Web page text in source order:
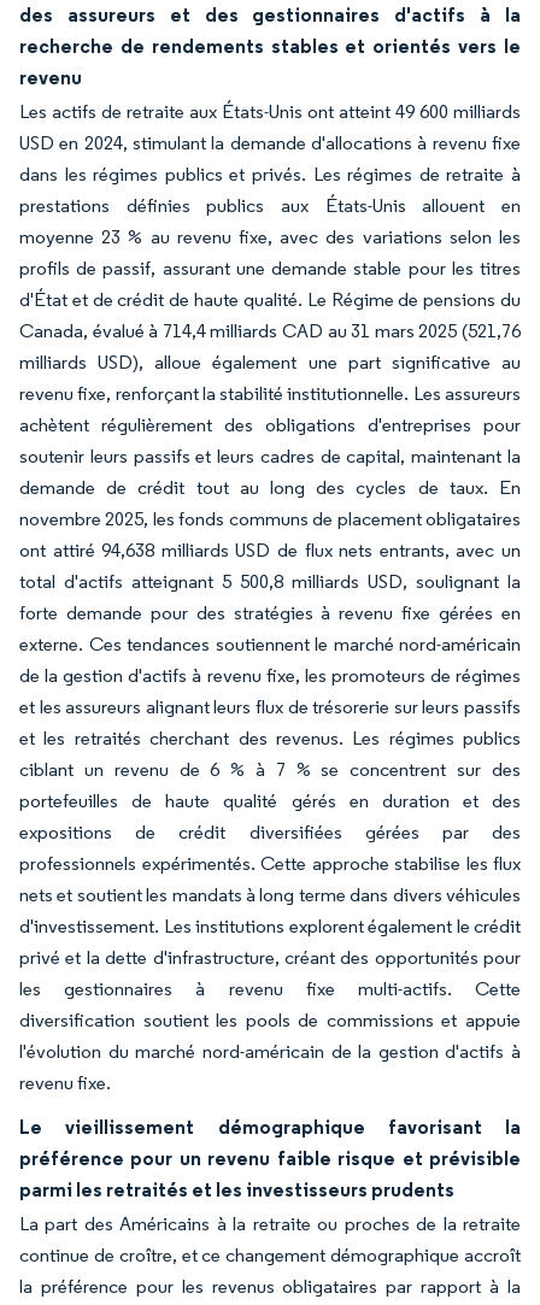
des assureurs et des gestionnaires d'actifs à la
recherche de rendements stables et orientés vers le
revenu
Les actifs de retraite aux États-Unis ont atteint 49 600 milliards
USD en 2024, stimulant la demande d'allocations à revenu fixe
dans les régimes publics et privés. Les régimes de retraite à
prestations définies publics aux États-Unis allouent en
moyenne 23 % au revenu fixe, avec des variations selon les
profils de passif, assurant une demande stable pour les titres
d'État et de crédit de haute qualité. Le Régime de pensions du
Canada, évalué à 714,4 milliards CAD au 31 mars 2025 (521,76
milliards USD), alloue également une part significative au
revenu fixe, renforçant la stabilité institutionnelle. Les assureurs
achètent régulièrement des obligations d'entreprises pour
soutenir leurs passifs et leurs cadres de capital, maintenant la
demande de crédit tout au long des cycles de taux. En
novembre 2025, les fonds communs de placement obligataires
ont attiré 94,638 milliards USD de flux nets entrants, avec un
total d'actifs atteignant 5 500,8 milliards USD, soulignant la
forte demande pour des stratégies à revenu fixe gérées en
externe. Ces tendances soutiennent le marché nord-américain
de la gestion d'actifs à revenu fixe, les promoteurs de régimes
et les assureurs alignant leurs flux de trésorerie sur leurs passifs
et les retraités cherchant des revenus. Les régimes publics
ciblant un revenu de 6 % à 7 % se concentrent sur des
portefeuilles de haute qualité gérés en duration et des
expositions de crédit diversifiées gérées par des
professionnels expérimentés. Cette approche stabilise les flux
nets et soutient les mandats à long terme dans divers véhicules
d'investissement. Les institutions explorent également le crédit
privé et la dette d'infrastructure, créant des opportunités pour
les gestionnaires à revenu fixe multi-actifs. Cette
diversification soutient les pools de commissions et appuie
l'évolution du marché nord-américain de la gestion d'actifs à
revenu fixe.
Le vieillissement démographique favorisant la
préférence pour un revenu faible risque et prévisible
parmi les retraités et les investisseurs prudents
La part des Américains à la retraite ou proches de la retraite
continue de croître, et ce changement démographique accroît
la préférence pour les revenus obligataires par rapport à la